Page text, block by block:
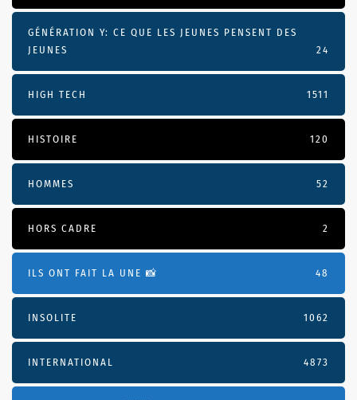
GÉNÉRATION Y: CE QUE LES JEUNES PENSENT DES
JEUNES
24
HIGH TECH 1511
HISTOIRE 120
HOMMES 52
HORS CADRE 2
ILS ONT FAIT LA UNE 📸 48
INSOLITE 1062
INTERNATIONAL 4873